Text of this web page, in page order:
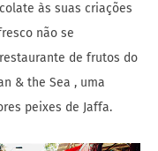
às suas criações
não se
de frutos do
& the Sea , uma
peixes de Jaffa.